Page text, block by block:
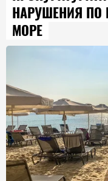
НАРУШЕНИЯ ПО
МОРЕ